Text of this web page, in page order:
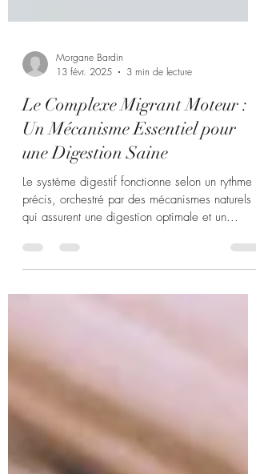
13 févr. 2025
3 min de lecture
Le Complexe Migrant Moteur :
Un Mécanisme Essentiel pour
une Digestion Saine
Le système digestif fonctionne selon un rythme
qui assurent une digestion optimale et un...